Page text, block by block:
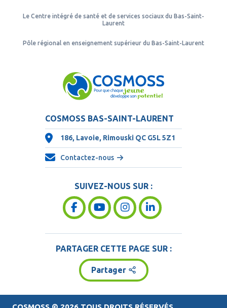
Le Centre intégré de santé et de services sociaux du Bas-Saint-
Laurent
Pôle régional en enseignement supérieur du Bas-Saint-Laurent
COSMOSS BAS-SAINT-LAURENT
186, Lavoie, Rimouski QC G5L 5Z1
Contactez-nous
SUIVEZ-NOUS SUR :
PARTAGER CETTE PAGE SUR :
Partager